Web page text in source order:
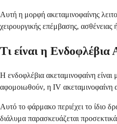
Αυτή η μορφή ακεταμινοφαίνης
χειρουργικής επέμβασης,
Τι είναι η Ενδοφλέβια
Η ενδοφλέβια ακεταμινοφαίνη
αφομοιωθούν, η IV ακεταμινοφαίνη
Αυτό το φάρμακο περιέχει το ίδιο
διάλυμα παρασκευάζεται